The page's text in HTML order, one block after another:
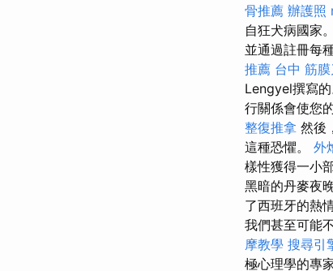
骨推薦 辦護照
自狂犬病國家
並通過註冊每
推薦 台中 筋膜
Lengyel撰寫的
行關係會使您
整復推拿 然後
這種恐懼。 外
樣性獲得一小
黑暗的丹麥夜
了西班牙的熱
我們甚至可能
摩教學 搜尋引
極心理學的專